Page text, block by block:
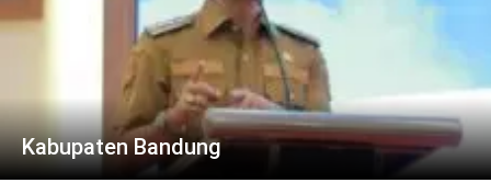
Kabupaten Bandung